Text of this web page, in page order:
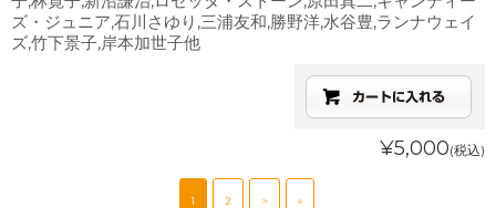
ズ・ジュニア,石川さゆり,三浦友和,勝野洋,水谷豊,ランナウェイ
ズ,竹下景子,岸本加世子他
¥5,000(税込)
1 2 > »